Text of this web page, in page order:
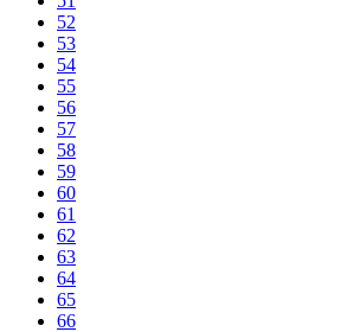
52
53
54
55
56
57
58
59
60
61
62
63
64
65
66